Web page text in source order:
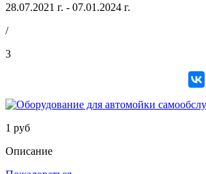
28.07.2021 г. - 07.01.2024 г.
/
3
1 руб
Описание